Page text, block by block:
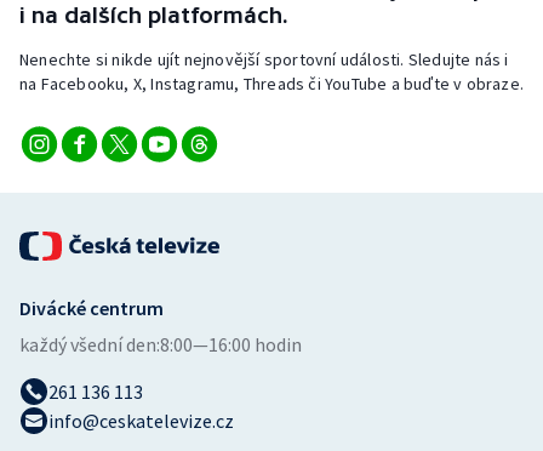
Vodní slalom
i na dalších platformách.
Nenechte si nikde ujít nejnovější sportovní události. Sledujte nás i
na Facebooku, X, Instagramu, Threads či YouTube a buďte v obraze.
Divácké centrum
každý všední den:8:00—16:00 hodin
261 136 113
info@ceskatelevize.cz